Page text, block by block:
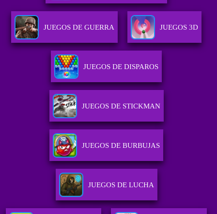
JUEGOS DE GUERRA JUEGOS 3D
JUEGOS DE DISPAROS
JUEGOS DE STICKMAN
JUEGOS DE BURBUJAS
JUEGOS DE LUCHA